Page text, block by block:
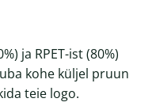
ja RPET-ist (80%)
kohe küljel pruun
teie logo.